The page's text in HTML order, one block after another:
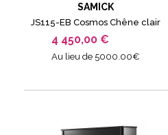
SAMICK
JS115-EB Cosmos Chêne clair
4 450,00 €
Au lieu de 5000.00€